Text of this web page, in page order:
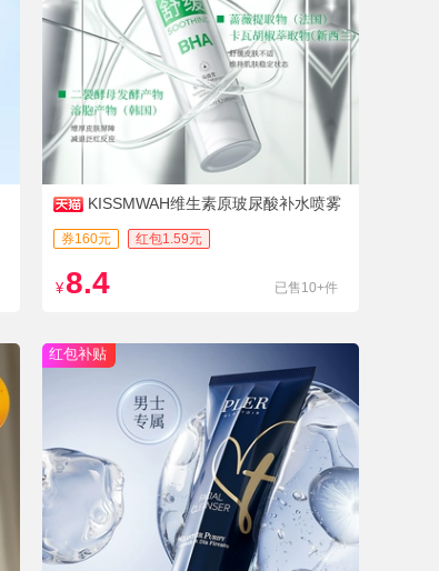
KISSMWAH维生素原玻尿酸补水喷雾
滋润肌肤女保湿爽肤水抗
券160元 红包1.59元
¥ 8.4 已售10+件
红包补贴